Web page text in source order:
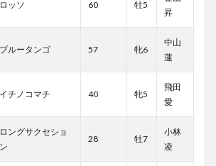
ロッソ 60 牡5
昇
ブルータンゴ 57 牝6
中山
蓮
イチノコマチ 40 牝5
飛田
愛
ロングサクセショ
ン
28 牡7
小林
凌